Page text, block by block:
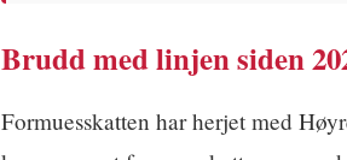
Brudd med linjen siden
Formuesskatten har herjet med